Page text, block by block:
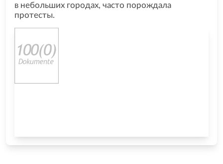
в небольших городах, часто порождала
протесты.